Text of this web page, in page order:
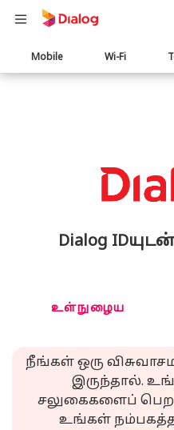
Main
navigation
Mobile Wi-Fi
Dialog
உள்நுழைய
நீங்கள் ஒரு
இருந்தால்.
சலுகைகளைப்
உங்கள்